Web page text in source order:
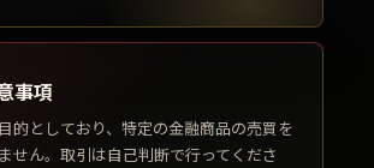
事項
的としており、特定の金融商品の売買を
せん。取引は自己判断で行ってくださ